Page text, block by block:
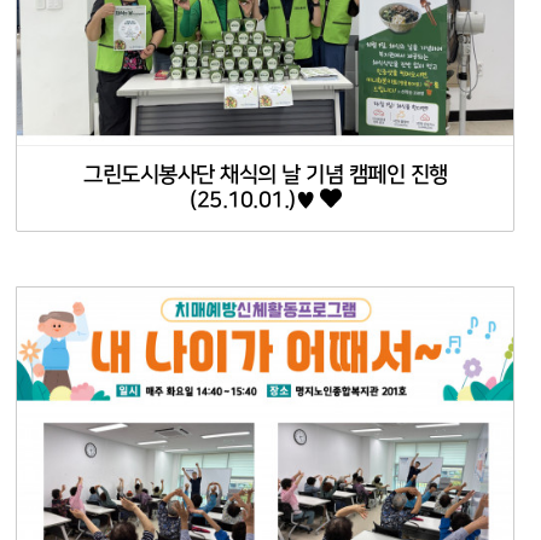
그린도시봉사단 채식의 날 기념 캠페인 진행
(25.10.01.)♥